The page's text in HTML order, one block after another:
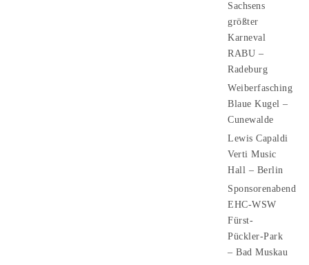
Sachsens
größter
Karneval
RABU –
Radeburg
Weiberfasching
Blaue Kugel –
Cunewalde
Lewis Capaldi
Verti Music
Hall – Berlin
Sponsorenabend
EHC-WSW
Fürst-
Pückler-Park
– Bad Muskau